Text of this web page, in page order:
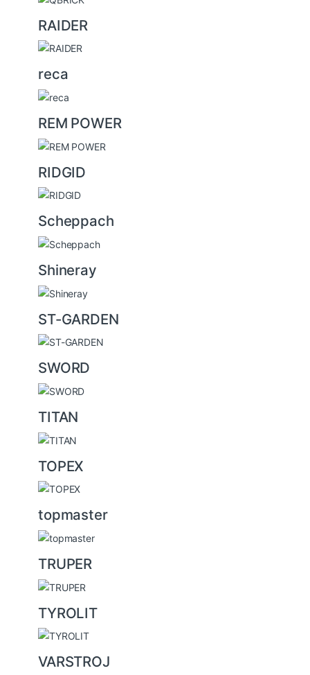
RAIDER
reca
REM POWER
RIDGID
Scheppach
Shineray
ST-GARDEN
SWORD
TITAN
TOPEX
topmaster
TRUPER
TYROLIT
VARSTROJ